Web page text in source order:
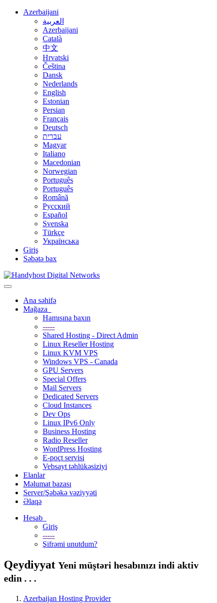
Azerbaijani
العربية
Azerbaijani
Català
中文
Hrvatski
Čeština
Dansk
Nederlands
English
Estonian
Persian
Français
Deutsch
עברית
Magyar
Italiano
Macedonian
Norwegian
Português
Português
Română
Русский
Español
Svenska
Türkçe
Українська
Giriş
Səbətə bax
Naviqasiyaya keçid
Ana səhifə
Mağaza
Hamısına baxın
-----
Shared Hosting - Direct Admin
Linux Reseller Hosting
Linux KVM VPS
Windows VPS - Canada
GPU Servers
Special Offers
Mail Servers
Dedicated Servers
Cloud Instances
Dev Ops
Linux IPv6 Only
Business Hosting
Radio Reseller
WordPress Hosting
E-poçt servisi
Vebsayt təhlükəsiziyi
Elanlar
Məlumat bazası
Server/Şəbəkə vəziyyəti
Əlaqə
Hesab
Giriş
-----
Şifrəmi unutdum?
Qeydiyyat Yeni müştəri hesabınızı indi aktiv
edin . . .
Azerbaijan Hosting Provider